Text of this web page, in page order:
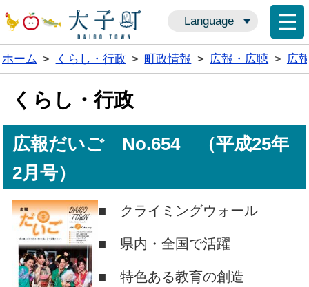
Language
ホーム > くらし・行政 > 町政情報 > 広報・広聴 > 広
くらし・行政
広報だいご No.654 （平成25年
2月号）
■ クライミングウォール
■ 県内・全国で活躍
■ 特色ある教育の創造